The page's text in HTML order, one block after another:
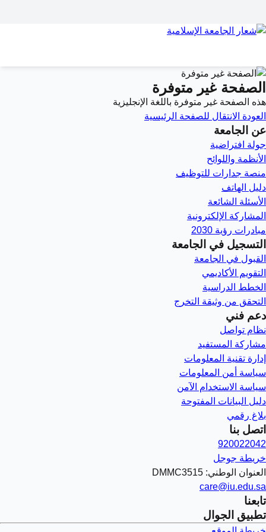
الصفحة غير متوفرة
هذه الصفحة غير متوفرة باللغة الإنجليزية
العودة الانتقال للصفحة الرئيسية
عن الجامعة
جولة افتراضية
الأنظمة واللوائح
منصة جدارات للتوظيف
دليل الهاتف
الأسئلة الشائعة
المشاركة الإلكترونية
مبادرات رؤية 2030
التسجيل في الجامعة
القبول في الجامعة
التقويم الأكاديمي
الخطط الدراسية
التحقق من وثيقة التخرج
دعم فني
نظام تواصل
مشاركة المستفيد
إدارة تقنية المعلومات
سياسة أمن المعلومات
سياسة الاستخدام الآمن
دليل البيانات المفتوحة
بلاغ رقمي
اتصل بنا
920022042
خريطة جوجل
العنوان الوطني: DMMC3515
care@iu.edu.sa
تابعنا
تطبيق الجوال